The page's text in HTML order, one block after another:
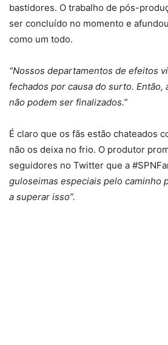
bastidores. O trabalho de pós-
ser concluído no momento e
como um todo.
“Nossos departamentos de efeitos
fechados por causa do surto. Então,
não podem ser finalizados.”
É claro que os fãs estão chateados
não os deixa no frio. O produtor
seguidores no Twitter que a
guloseimas especiais pelo caminho
a superar isso”.